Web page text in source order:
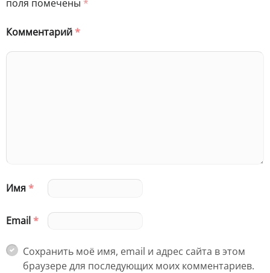
поля помечены *
Комментарий*
Имя*
Email*
Сохранить моё имя, email и адрес сайта в этом
браузере для последующих моих комментариев.